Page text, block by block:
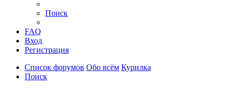
Поиск
FAQ
Вход
Регистрация
Список форумов Обо всём Курилка
Поиск